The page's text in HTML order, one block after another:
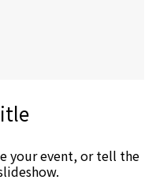
your event, or tell the